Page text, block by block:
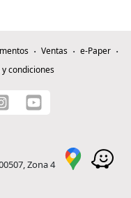
Ventas
e-Paper
condiciones
Zona 4